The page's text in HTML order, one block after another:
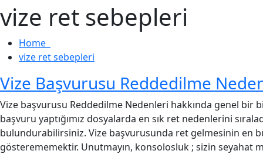
vize ret sebepleri
Home
vize ret sebepleri
Vize Başvurusu Reddedilme
Vize başvurusu Reddedilme Nedenleri hakkında genel
başvuru yaptığımız dosyalarda en sık ret nedenlerini
bulundurabilirsiniz. Vize başvurusunda ret gelmesinin en
gösterememektir. Unutmayın, konsolosluk ; sizin seyahat